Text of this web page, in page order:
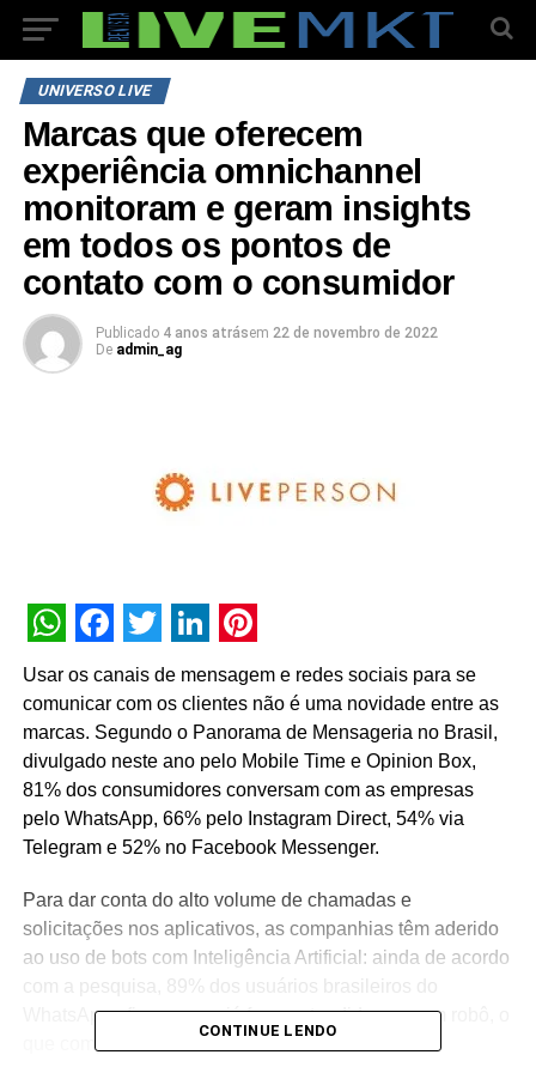
UNIVERSO LIVE
Marcas que oferecem
experiência omnichannel
monitoram e geram insights
em todos os pontos de
contato com o consumidor
Publicado 4 anos atrásem 22 de novembro de 2022
De admin_ag
WhatsApp
Facebook
Twitter
LinkedIn
Pinterest
Usar os canais de mensagem e redes sociais para se
comunicar com os clientes não é uma novidade entre as
marcas. Segundo o Panorama de Mensageria no Brasil,
divulgado neste ano pelo Mobile Time e Opinion Box,
81% dos consumidores conversam com as empresas
pelo WhatsApp, 66% pelo Instagram Direct, 54% via
Telegram e 52% no Facebook Messenger.
Para dar conta do alto volume de chamadas e
solicitações nos aplicativos, as companhias têm aderido
ao uso de bots com Inteligência Artificial: ainda de acordo
com a pesquisa, 89% dos usuários brasileiros do
WhatsApp afirmam que já foram atendidos por um robô, o
que comprova a relevância deste mercado.
CONTINUE LENDO